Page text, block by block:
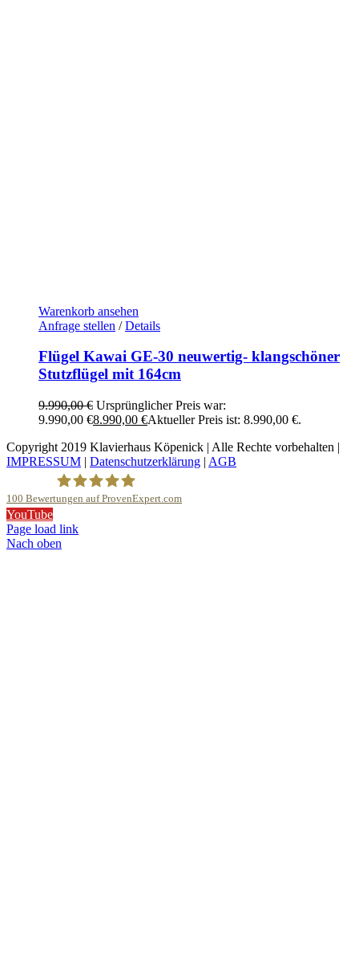
Warenkorb ansehen
Anfrage stellen / Details
Flügel Kawai GE-30 neuwertig- klangschöner
Stutzflügel mit 164cm
9.990,00€ Ursprünglicher Preis war:
9.990,00 €8.990,00 €Aktueller Preis ist: 8.990,00 €.
Copyright 2019 Klavierhaus Köpenick | Alle Rechte vorbehalten |
IMPRESSUM | Datenschutzerklärung | AGB
Klavierhaus Köpenick Detlef Gustat
100 Bewertungen auf ProvenExpert.com
YouTube
Page load link
Nach oben